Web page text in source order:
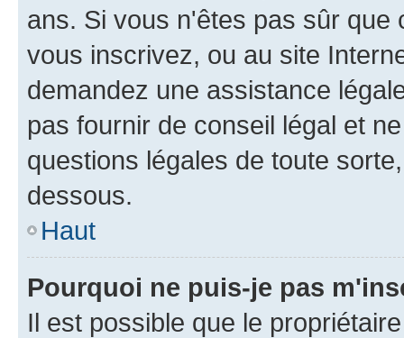
ans. Si vous n'êtes pas sûr
vous inscrivez, ou au site
demandez une assistance
pas fournir de conseil légal et
questions légales de toute
dessous.
Haut
Pourquoi ne puis-je pas
Il est possible que le